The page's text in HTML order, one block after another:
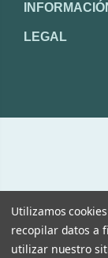
LEGAL
Utilizamos
recopilar datos a
utilizar nuestro